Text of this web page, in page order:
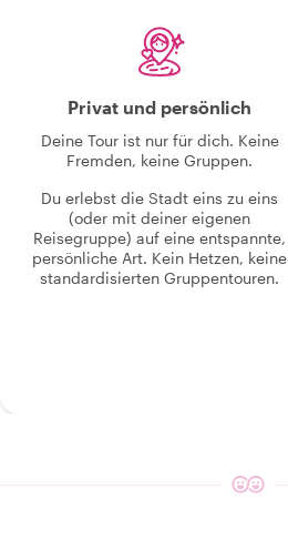
Privat und persönlich
Deine Tour ist nur für dich. Keine
Fremden, keine Gruppen.
Du erlebst die Stadt eins zu eins
(oder mit deiner eigenen
Reisegruppe) auf eine entspannte,
persönliche Art. Kein Hetzen, keine
standardisierten Gruppentouren.